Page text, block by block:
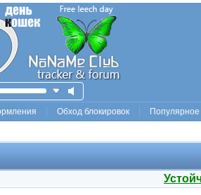
Обход блокировок Популярное